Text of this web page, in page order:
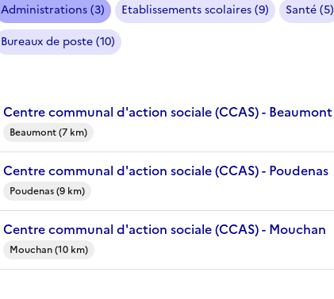
Administrations (3) Etablissements scolaires (9) Santé (5)
Bureaux de poste (10)
Centre communal d'action sociale (CCAS) - Beaumont
Beaumont (7 km)
Centre communal d'action sociale (CCAS) - Poudenas
Poudenas (9 km)
Centre communal d'action sociale (CCAS) - Mouchan
Mouchan (10 km)